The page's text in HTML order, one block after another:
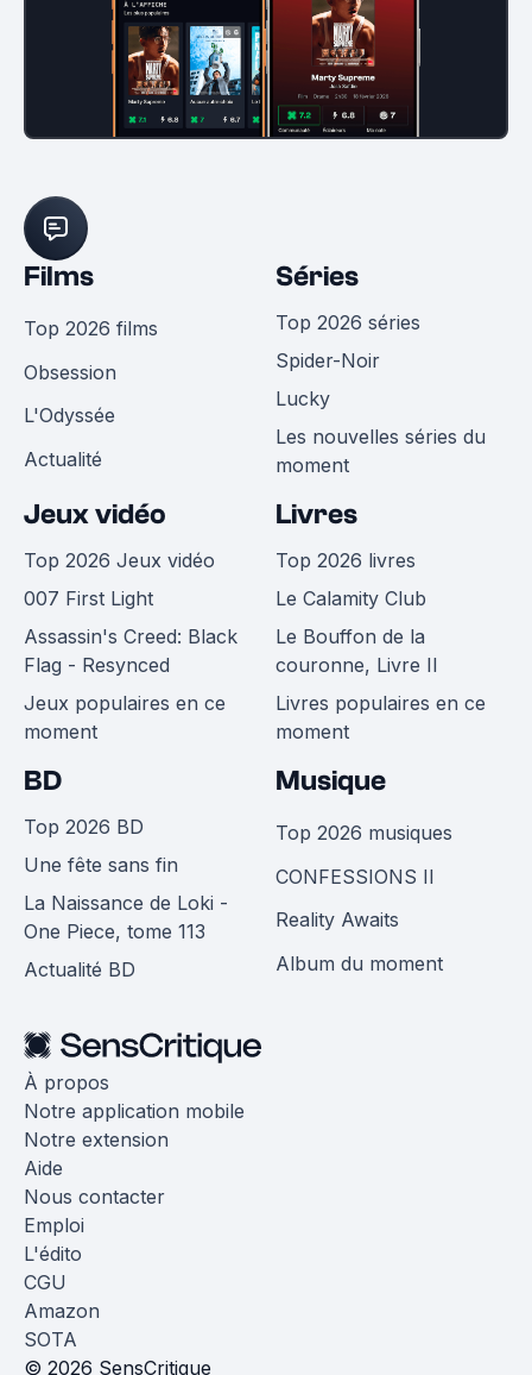
Films
Top 2026 films
Obsession
L'Odyssée
Actualité
Séries
Top 2026 séries
Spider-Noir
Lucky
Les nouvelles séries du
moment
Jeux vidéo
Top 2026 Jeux vidéo
007 First Light
Assassin's Creed: Black
Flag - Resynced
Jeux populaires en ce
moment
Livres
Top 2026 livres
Le Calamity Club
Le Bouffon de la
couronne, Livre II
Livres populaires en ce
moment
BD
Top 2026 BD
Une fête sans fin
La Naissance de Loki -
One Piece, tome 113
Actualité BD
Musique
Top 2026 musiques
CONFESSIONS II
Reality Awaits
Album du moment
À propos
Notre application mobile
Notre extension
Aide
Nous contacter
Emploi
L'édito
CGU
Amazon
SOTA
© 2026 SensCritique